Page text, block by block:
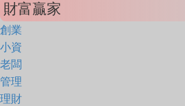
財富贏家
創業
小資
老闆
管理
理財